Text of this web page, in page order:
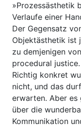
»Prozessästhetik
Verlaufe einer
Der Gegensatz
Objektästhetik ist
zu demjenigen
procedural justice.
Richtig konkret
nicht, und das
erwarten. Aber es
über die
Kommunikation